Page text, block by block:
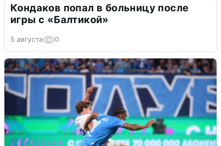
Кондаков попал в больницу после
игры с «Балтикой»
5 августа 0